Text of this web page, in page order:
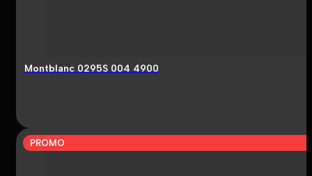
Montblanc 0295S 004 4900
PROMO